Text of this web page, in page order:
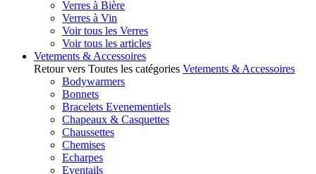
Verres à Bière
Verres à Vin
Voir tous les Verres
Voir tous les articles
Vetements & Accessoires
Retour vers Toutes les catégories Vetements & Accessoires
Bodywarmers
Bonnets
Bracelets Evenementiels
Chapeaux & Casquettes
Chaussettes
Chemises
Echarpes
Eventails